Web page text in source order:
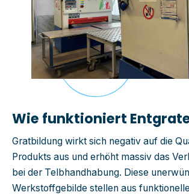
Wie funktioniert
Gratbildung wirkt sich negativ auf die
Produkts aus und erhöht massiv das
bei der Telbhandhabung. Diese
Werkstoffgebilde stellen aus